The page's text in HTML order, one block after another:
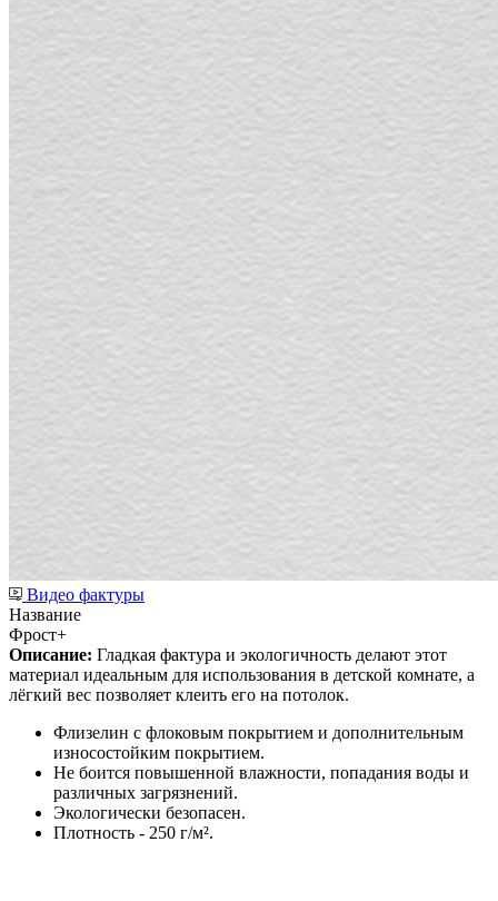
Видео фактуры
Название
Фрост+
Описание: Гладкая фактура и экологичность делают этот
материал идеальным для использования в детской комнате, а
лёгкий вес позволяет клеить его на потолок.
Флизелин с флоковым покрытием и дополнительным
износостойким покрытием.
Не боится повышенной влажности, попадания воды и
различных загрязнений.
Экологически безопасен.
Плотность - 250 г/м².